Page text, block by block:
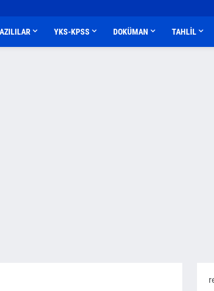
YKS-KPSS DOKÜMAN TAHLİL